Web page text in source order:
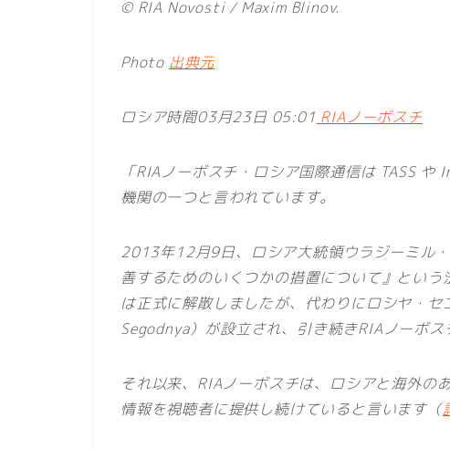
© RIA Novosti / Maxim Blinov.
Photo 出典元
ロシア時間03月23日 05:01 RIAノーボスチ
「RIAノーボスチ・ロシア国際通信は TASS
機関の一つと言われています。
2013年12月9日、ロシア大統領ウラジーミル
善するためのいくつかの措置について』とい
は正式に解散しましたが、代わりにロシヤ・
Segodnya）が設立され、引き続きRIAノーボ
それ以来、RIAノーボスチは、ロシアと海外の
情報を視聴者に提供し続けていると言います（